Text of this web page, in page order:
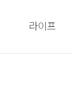
라이프